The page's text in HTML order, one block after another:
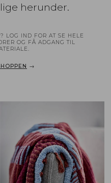
herunder.
LOG IND FOR AT SE HELE
OG FÅ ADGANG TIL
→